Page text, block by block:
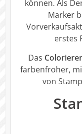
können. Als
Marker
erstes
Das
farbenfroher,
von